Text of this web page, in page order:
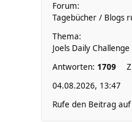
Forum:
Tagebücher / Blogs
Thema:
Joels Daily
Antworten: 1709
04.08.2026, 13:47
Rufe den Beitrag auf